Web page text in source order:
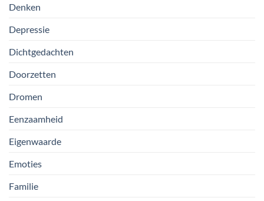
Denken
Depressie
Dichtgedachten
Doorzetten
Dromen
Eenzaamheid
Eigenwaarde
Emoties
Familie